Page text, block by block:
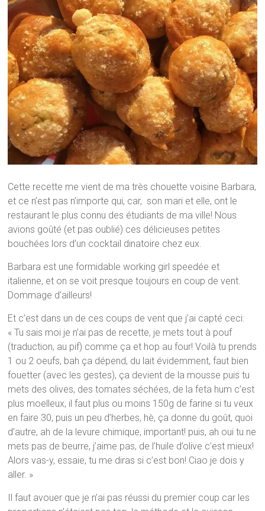
Cette recette me vient de ma très chouette voisine Barbara,
et ce n’est pas n’importe qui, car, son mari et elle, ont le
restaurant le plus connu des étudiants de ma ville! Nous
avions goûté (et pas oublié) ces délicieuses petites
bouchées lors d’un cocktail dinatoire chez eux.
Barbara est une formidable working girl speedée et
italienne, et on se voit presque toujours en coup de vent.
Dommage d’ailleurs!
Et c’est dans un de ces coups de vent que j’ai capté ceci:
« Tu sais moi je n’ai pas de recette, je mets tout à pouf
(traduction, au pif) comme ça et hop au four! Voilà tu prends
1 ou 2 oeufs, bah ça dépend, du lait évidemment, faut bien
fouetter (avec les gestes), ça devient de la mousse puis tu
mets des olives, des tomates séchées, de la feta hum c’est
plus moelleux, il faut plus ou moins 150g de farine si tu veux
en faire 30, puis un peu d’herbes, hè, ça donne du goût, quoi
d’autre, ah de la levure chimique, important! puis, ah oui tu ne
mets pas de beurre, j’aime pas, de l’huile d’olive c’est mieux!
Alors vas-y, essaie, tu me diras si c’est bon! Ciao je dois y
aller. »
Il faut avouer que je n’ai pas réussi du premier coup car les